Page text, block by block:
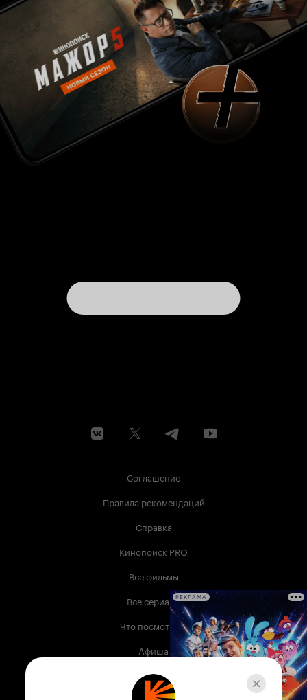
Соглашение
Правила рекомендаций
Справка
Кинопоиск PRO
Все фильмы
Все сериалы
Что посмотреть
Афиша
Музыка
РЕКЛАМА